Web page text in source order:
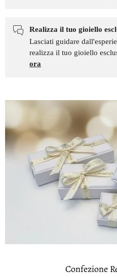
Realizza il tuo gioiello
Lasciati guidare
realizza il tuo gioiello
ora
Confezione